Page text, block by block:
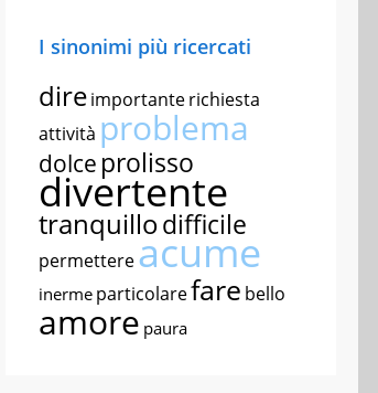
I sinonimi più ricercati
direimportanterichiesta
attività problema
dolce prolisso
divertente
tranquillodifficile
permettereacume
inerme particolarefare bello
amore paura